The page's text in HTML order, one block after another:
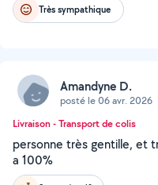
Très sympathique
Amandyne D.
posté le 06 avr. 2026
Livraison - Transport de colis
personne très gentille, et
a 100%